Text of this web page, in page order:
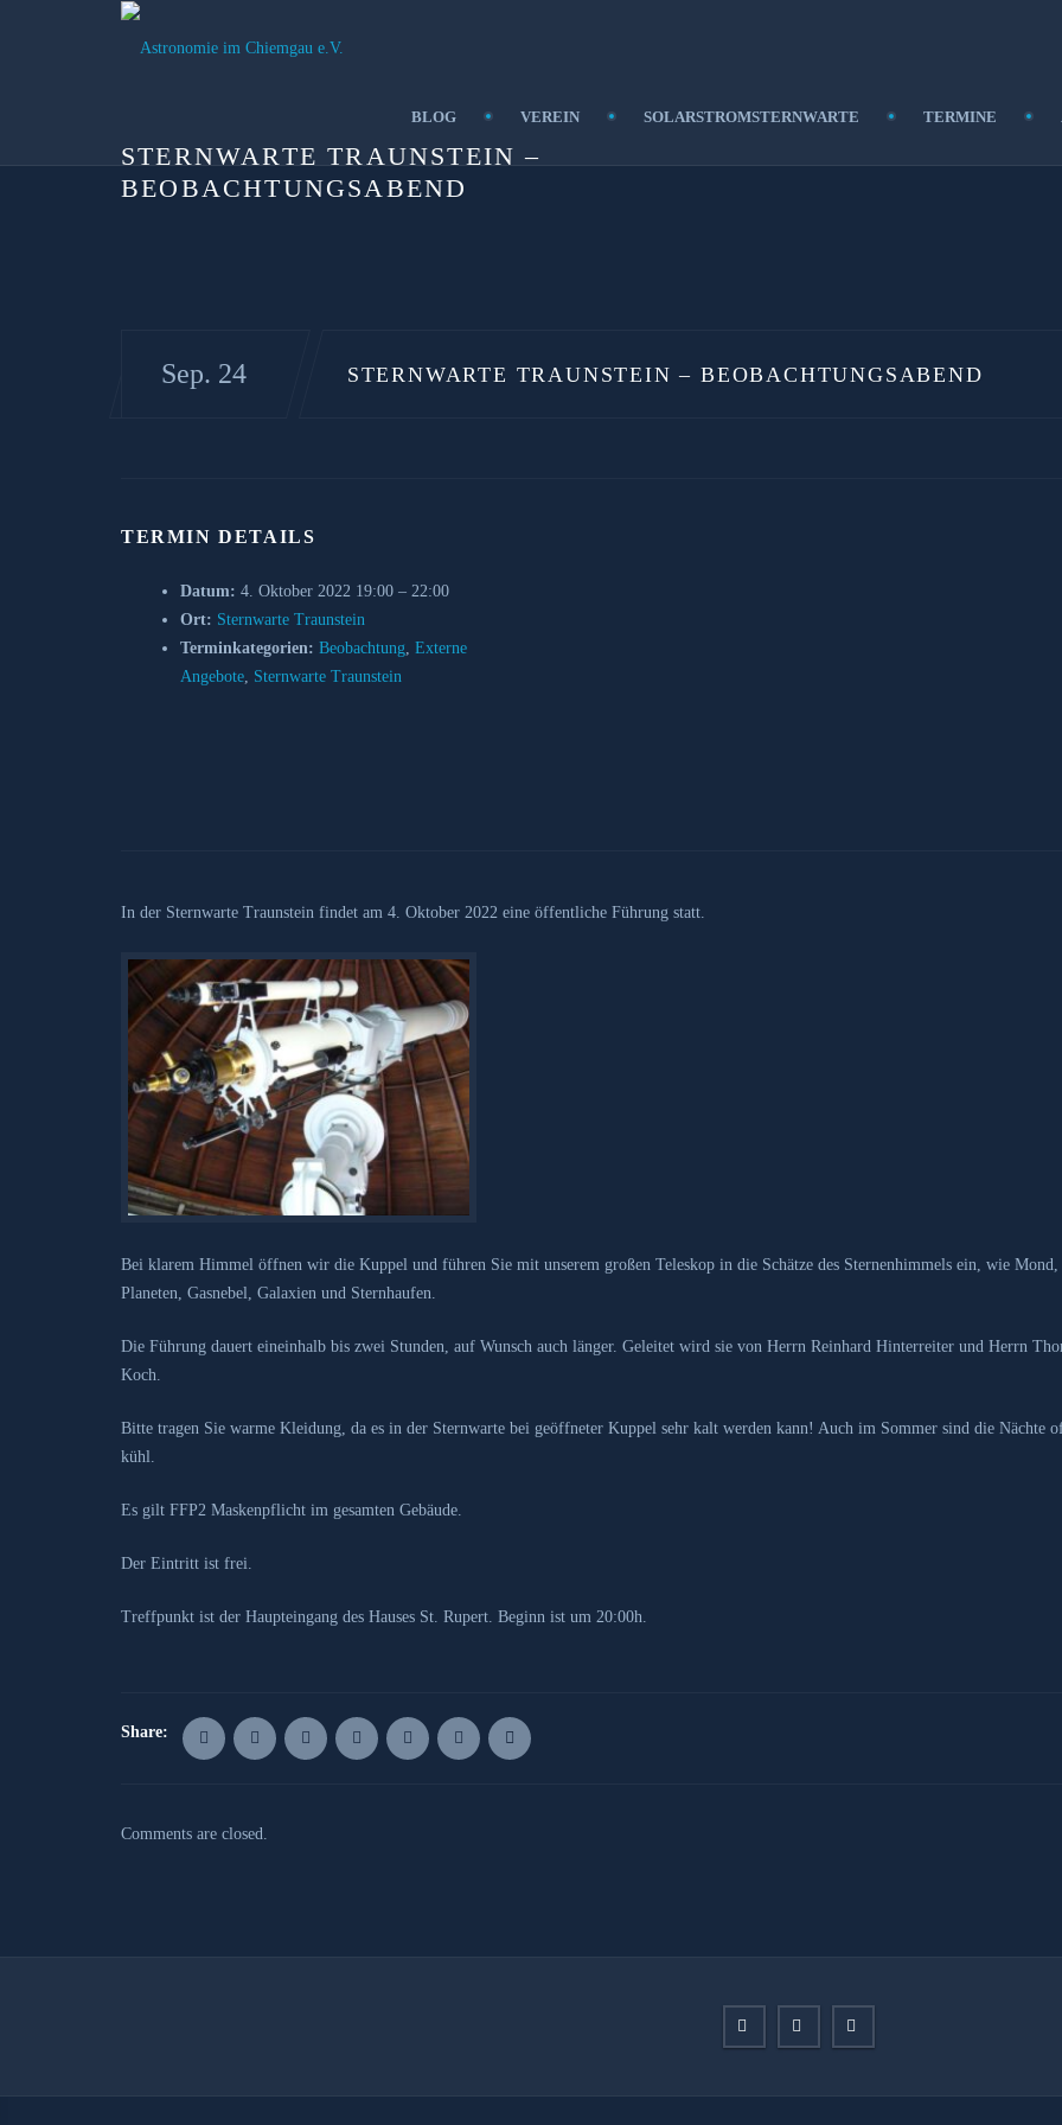
BLOG VEREIN SOLARSTROMSTERNWARTE TERMINE
STERNWARTE TRAUNSTEIN –
BEOBACHTUNGSABEND
Sep. 24 STERNWARTE TRAUNSTEIN – BEOBACHTUNGSABEND
TERMIN DETAILS
Datum: 4. Oktober 2022 19:00 – 22:00
Ort: Sternwarte Traunstein
Terminkategorien: Beobachtung, Externe
Angebote, Sternwarte Traunstein
In der Sternwarte Traunstein findet am 4. Oktober 2022 eine öffentliche Führung statt.
Bei klarem Himmel öffnen wir die Kuppel und führen Sie mit unserem großen Teleskop in die Schätze des Sternenhimmels ein, wie Mond,
Planeten, Gasnebel, Galaxien und Sternhaufen.
Die Führung dauert eineinhalb bis zwei Stunden, auf Wunsch auch länger. Geleitet wird sie von Herrn Reinhard Hinterreiter und Herrn
Koch.
Bitte tragen Sie warme Kleidung, da es in der Sternwarte bei geöffneter Kuppel sehr kalt werden kann! Auch im Sommer sind die Nächte
kühl.
Es gilt FFP2 Maskenpflicht im gesamten Gebäude.
Der Eintritt ist frei.
Treffpunkt ist der Haupteingang des Hauses St. Rupert. Beginn ist um 20:00h.
Share:
Comments are closed.